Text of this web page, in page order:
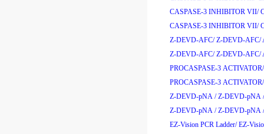
CASPASE-3 INHIBITOR VII/
CASPASE-3 INHIBITOR VII/
Z-DEVD-AFC/ Z-DEVD-AFC/
Z-DEVD-AFC/ Z-DEVD-AFC/
PROCASPASE-3 ACTIVATOR/
PROCASPASE-3 ACTIVATOR/
Z-DEVD-pNA / Z-DEVD-pNA /
Z-DEVD-pNA / Z-DEVD-pNA /
EZ-Vision PCR Ladder/ EZ-